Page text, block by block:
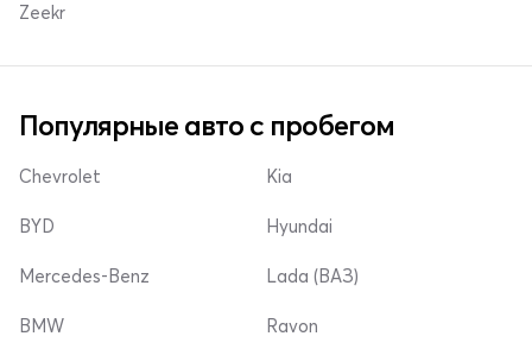
Zeekr
Популярные авто с пробегом
Chevrolet
BYD
Mercedes-Benz
Kia
Hyundai
Lada (ВАЗ)
BMW Ravon